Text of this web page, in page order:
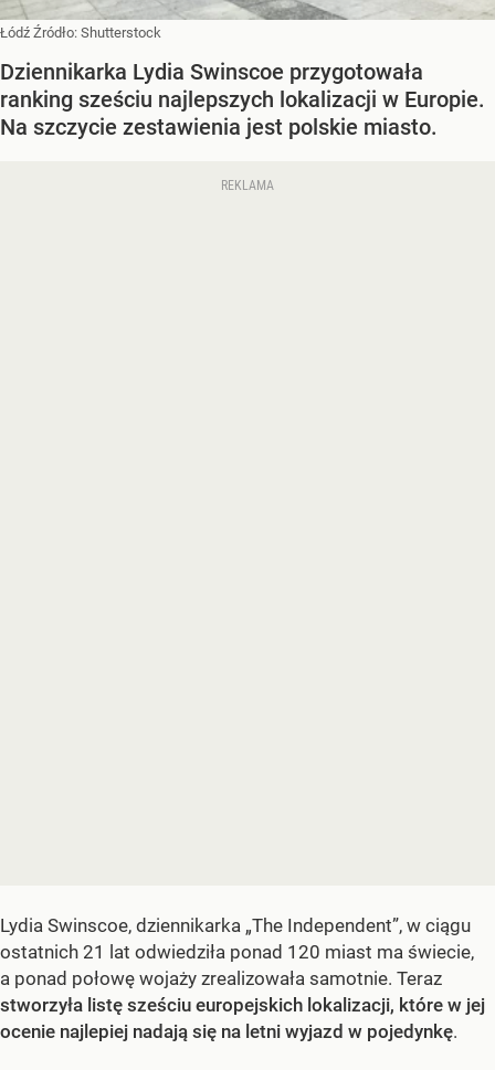
Łódź Źródło: Shutterstock
Dziennikarka Lydia Swinscoe przygotowała
ranking sześciu najlepszych lokalizacji w Europie.
Na szczycie zestawienia jest polskie miasto.
Lydia Swinscoe, dziennikarka „The Independent”, w ciągu
ostatnich 21 lat odwiedziła ponad 120 miast ma świecie,
a ponad połowę wojaży zrealizowała samotnie. Teraz
stworzyła listę sześciu europejskich lokalizacji, które w jej
ocenie najlepiej nadają się na letni wyjazd w pojedynkę.